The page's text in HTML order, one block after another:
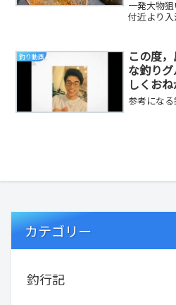
FISHING
一発大物
付近より
釣り動画
この度
な釣り
しくお
参考にな
カテゴリー
釣行記